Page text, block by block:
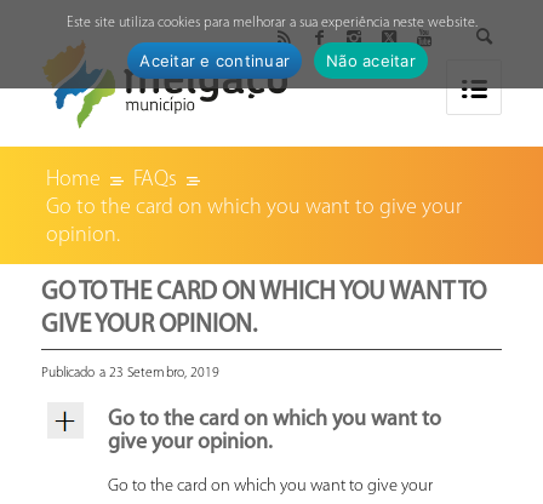
Home
FAQs
Go to the card on which you want to give your
opinion.
GO TO THE CARD ON WHICH YOU WANT TO
GIVE YOUR OPINION.
Publicado a 23 Setembro, 2019
Go to the card on which you want to
give your opinion.
Go to the card on which you want to give your
Este site utiliza cookies para melhorar a sua experiência neste website.
Aceitar e continuar Não aceitar